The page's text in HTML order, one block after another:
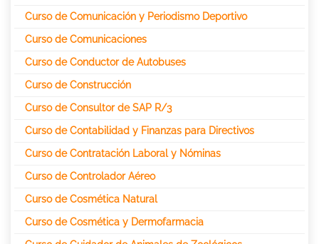
Curso de Comunicación y Periodismo Deportivo
Curso de Comunicaciones
Curso de Conductor de Autobuses
Curso de Construcción
Curso de Consultor de SAP R/3
Curso de Contabilidad y Finanzas para Directivos
Curso de Contratación Laboral y Nóminas
Curso de Controlador Aéreo
Curso de Cosmética Natural
Curso de Cosmética y Dermofarmacia